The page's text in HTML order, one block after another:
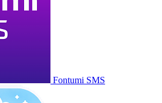
Fontumi SMS